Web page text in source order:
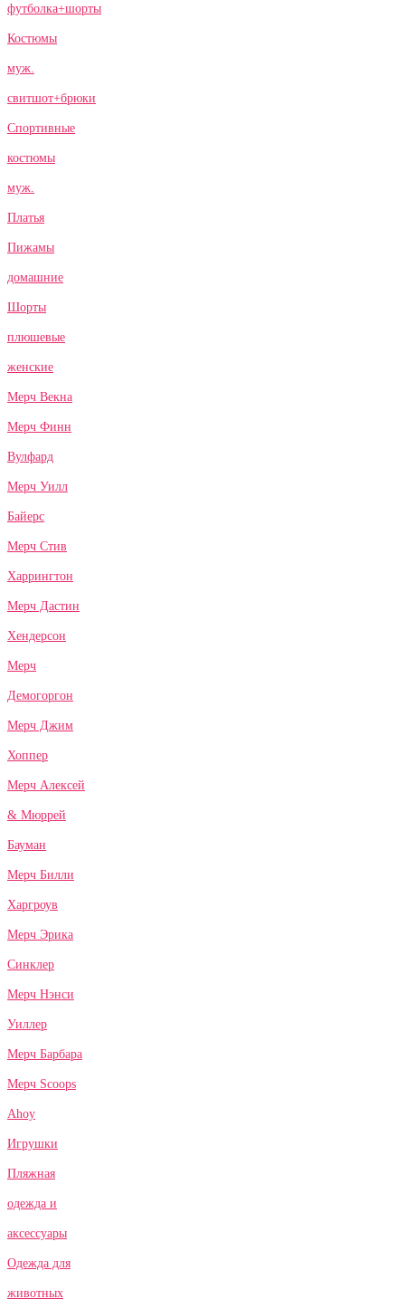
футболка+шорты
Костюмы
муж.
свитшот+брюки
Спортивные
костюмы
муж.
Платья
Пижамы
домашние
Шорты
плюшевые
женские
Мерч Векна
Мерч Финн
Вулфард
Мерч Уилл
Байерс
Мерч Стив
Харрингтон
Мерч Дастин
Хендерсон
Мерч
Демогоргон
Мерч Джим
Хоппер
Мерч Алексей
& Мюррей
Бауман
Мерч Билли
Харгроув
Мерч Эрика
Синклер
Мерч Нэнси
Уиллер
Мерч Барбара
Мерч Scoops
Ahoy
Игрушки
Пляжная
одежда и
аксессуары
Одежда для
животных